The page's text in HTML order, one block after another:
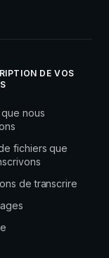
DE VOS
nous
fichiers que
de transcrire